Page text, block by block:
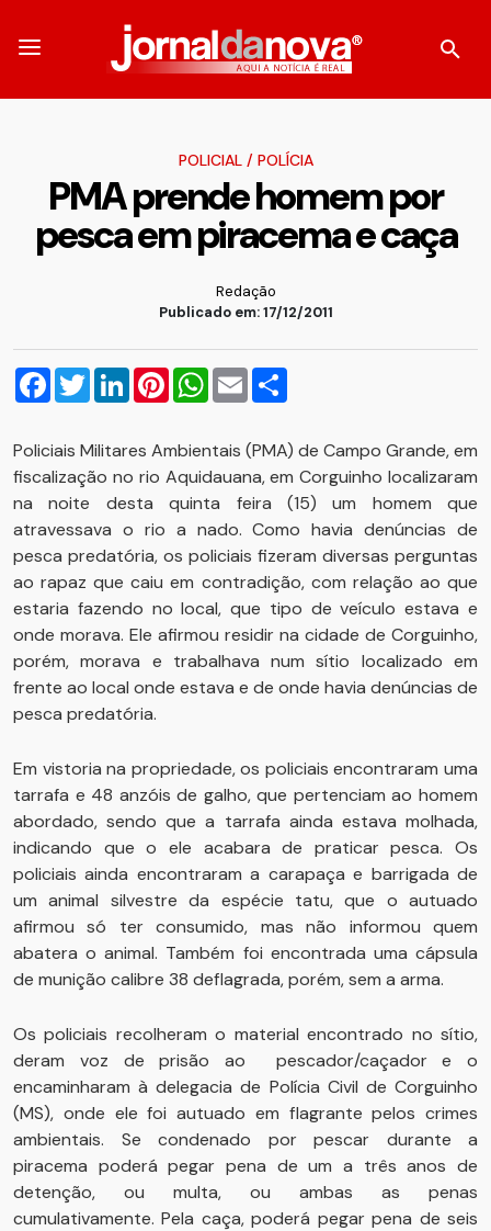
POLICIAL/ POLÍCIA
PMA prende homem por
pesca em piracema e caça
Redação
Publicado em: 17/12/2011
Facebook
TwitterLinkedInPinterestWhatsApp
Email
Policiais Militares Ambientais (PMA) de Campo Grande, em
fiscalização no rio Aquidauana, em Corguinho localizaram
na noite desta quinta feira (15) um homem que
atravessava o rio a nado. Como havia denúncias de
pesca predatória, os policiais fizeram diversas perguntas
ao rapaz que caiu em contradição, com relação ao que
estaria fazendo no local, que tipo de veículo estava e
onde morava. Ele afirmou residir na cidade de Corguinho,
porém, morava e trabalhava num sítio localizado em
frente ao local onde estava e de onde havia denúncias de
pesca predatória.
Em vistoria na propriedade, os policiais encontraram uma
tarrafa e 48 anzóis de galho, que pertenciam ao homem
abordado, sendo que a tarrafa ainda estava molhada,
indicando que o ele acabara de praticar pesca. Os
policiais ainda encontraram a carapaça e barrigada de
um animal silvestre da espécie tatu, que o autuado
afirmou só ter consumido, mas não informou quem
abatera o animal. Também foi encontrada uma cápsula
de munição calibre 38 deflagrada, porém, sem a arma.
Os policiais recolheram o material encontrado no sítio,
deram voz de prisão ao pescador/caçador e o
encaminharam à delegacia de Polícia Civil de Corguinho
(MS), onde ele foi autuado em flagrante pelos crimes
ambientais. Se condenado por pescar durante a
piracema poderá pegar pena de um a três anos de
detenção, ou multa, ou ambas as penas
cumulativamente. Pela caça, poderá pegar pena de seis